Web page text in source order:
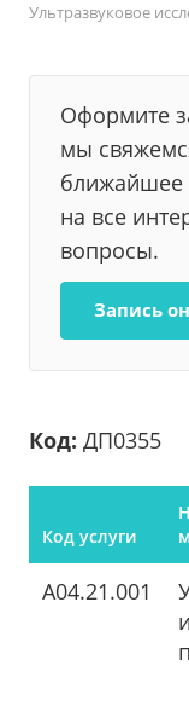
Ультразвуковое
Оформите
мы
ближайшее
на все
вопросы.
Запись
Код: ДП0355
Код услуги
A04.21.001